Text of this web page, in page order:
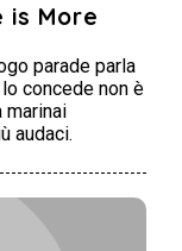
is More
parade parla
concede non è
marinai
audaci.